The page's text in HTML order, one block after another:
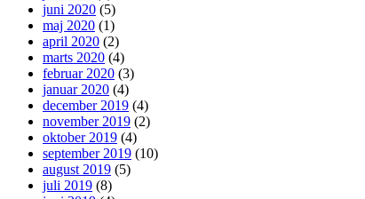
juni 2020 (5)
maj 2020 (1)
april 2020 (2)
marts 2020 (4)
februar 2020 (3)
januar 2020 (4)
december 2019 (4)
november 2019 (2)
oktober 2019 (4)
september 2019 (10)
august 2019 (5)
juli 2019 (8)